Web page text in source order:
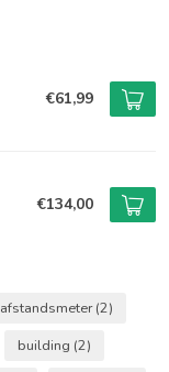
€61,99
€134,00
afstandsmeter(2)
building (2)